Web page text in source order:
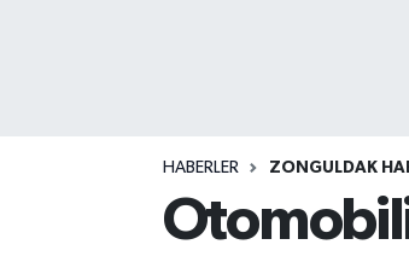
HABERLER ZONGULDAK
Otomobili
KASTAMONU